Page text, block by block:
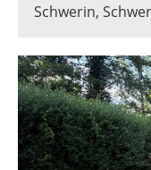
Schwerin,